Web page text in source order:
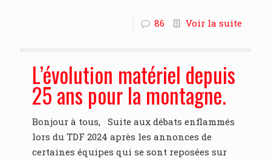
86 Voir la suite
L’évolution matériel depuis
25 ans pour la montagne.
Bonjour à tous, Suite aux débats enflammés
lors du TDF 2024 après les annonces de
certaines équipes qui se sont reposées sur